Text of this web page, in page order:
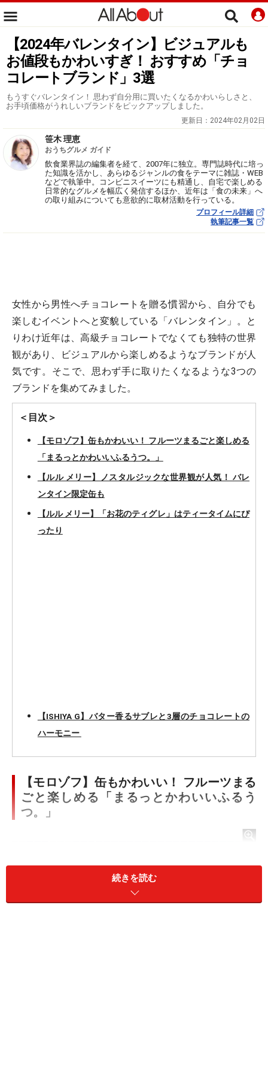
【2024年バレンタイン】ビジュアルも
お値段もかわいすぎ！ おすすめ「チョ
コレートブランド」3選
もうすぐバレンタイン！ 思わず自分用に買いたくなるかわいらしさと、
お手頃価格がうれしいブランドをピックアップしました。
更新日： 2024年02月02日
笹木 理恵
おうちグルメ ガイド
飲食業界誌の編集者を経て、2007年に独立。専門誌時代に培っ
た知識を活かし、あらゆるジャンルの食をテーマに雑誌・WEB
などで執筆中。コンビニスイーツにも精通し、自宅で楽しめる
日常的なグルメを幅広く発信するほか、近年は「食の未来」へ
の取り組みについても意欲的に取材活動を行っている。
プロフィール詳細
執筆記事一覧
女性から男性へチョコレートを贈る慣習から、自分でも
楽しむイベントへと変貌している「バレンタイン」。と
りわけ近年は、高級チョコレートでなくても独特の世界
観があり、ビジュアルから楽しめるようなブランドが人
気です。そこで、思わず手に取りたくなるような3つの
ブランドを集めてみました。
＜目次＞
【モロゾフ】缶もかわいい！ フルーツまるごと楽しめる
「まるっとかわいいふるうつ。」
【ルル メリー】ノスタルジックな世界観が人気！ バレ
ンタイン限定缶も
【ルル メリー】「お花のティグレ」はティータイムにぴ
ったり
【ISHIYA G】バター香るサブレと3層のチョコレートの
ハーモニー
【モロゾフ】缶もかわいい！ フルーツまる
ごと楽しめる「まるっとかわいいふるう
つ。」
続きを読む